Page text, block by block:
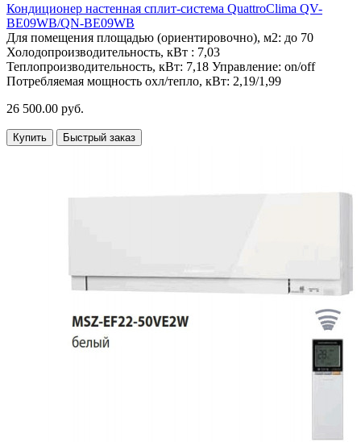
Кондиционер настенная сплит-система QuattroClima QV-
BE09WB/QN-BE09WB
Для помещения площадью (ориентировочно), м2: до 70
Холодопроизводительность, кВт : 7,03
Теплопроизводительность, кВт: 7,18 Управление: on/off
Потребляемая мощность охл/тепло, кВт: 2,19/1,99
26 500.00 руб.
Купить Быстрый заказ